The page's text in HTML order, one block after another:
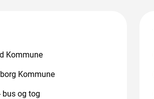
Kommune
Kommune
bus og tog